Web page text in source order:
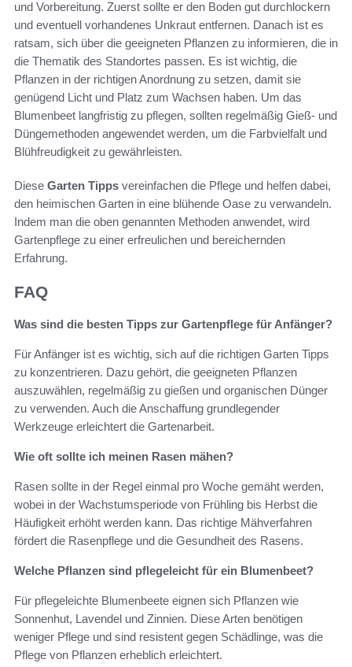
und Vorbereitung. Zuerst sollte er den Boden gut durchlockern
und eventuell vorhandenes Unkraut entfernen. Danach ist es
ratsam, sich über die geeigneten Pflanzen zu informieren, die in
die Thematik des Standortes passen. Es ist wichtig, die
Pflanzen in der richtigen Anordnung zu setzen, damit sie
genügend Licht und Platz zum Wachsen haben. Um das
Blumenbeet langfristig zu pflegen, sollten regelmäßig Gieß- und
Düngemethoden angewendet werden, um die Farbvielfalt und
Blühfreudigkeit zu gewährleisten.
Diese Garten Tipps vereinfachen die Pflege und helfen dabei,
den heimischen Garten in eine blühende Oase zu verwandeln.
Indem man die oben genannten Methoden anwendet, wird
Gartenpflege zu einer erfreulichen und bereichernden
Erfahrung.
FAQ
Was sind die besten Tipps zur Gartenpflege für Anfänger?
Für Anfänger ist es wichtig, sich auf die richtigen Garten Tipps
zu konzentrieren. Dazu gehört, die geeigneten Pflanzen
auszuwählen, regelmäßig zu gießen und organischen Dünger
zu verwenden. Auch die Anschaffung grundlegender
Werkzeuge erleichtert die Gartenarbeit.
Wie oft sollte ich meinen Rasen mähen?
Rasen sollte in der Regel einmal pro Woche gemäht werden,
wobei in der Wachstumsperiode von Frühling bis Herbst die
Häufigkeit erhöht werden kann. Das richtige Mähverfahren
fördert die Rasenpflege und die Gesundheit des Rasens.
Welche Pflanzen sind pflegeleicht für ein Blumenbeet?
Für pflegeleichte Blumenbeete eignen sich Pflanzen wie
Sonnenhut, Lavendel und Zinnien. Diese Arten benötigen
weniger Pflege und sind resistent gegen Schädlinge, was die
Pflege von Pflanzen erheblich erleichtert.